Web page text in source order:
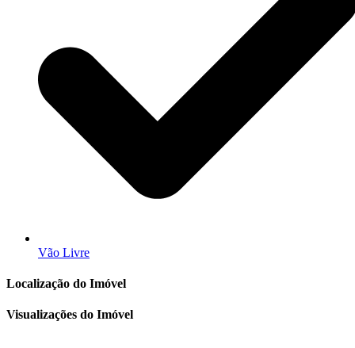
Vão Livre
Localização do Imóvel
Visualizações do Imóvel